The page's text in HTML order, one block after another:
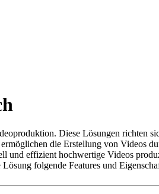
Diese Lösungen richten
die Erstellung von Videos
effizient hochwertige Videos
folgende Features und